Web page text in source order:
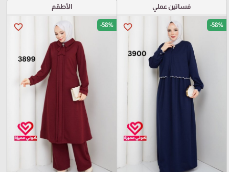
فساتين عملي
favorite_border -58%
الأطقم
favorite_border -58%